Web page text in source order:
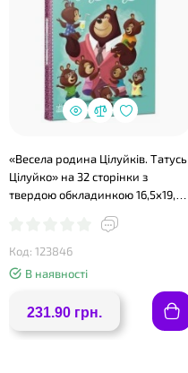
«Весела родина Цілуйків. Татусь
Цілуйко» на 32 сторінки з
твердою обкладинкою 16,5х19,5
Код: 123846
В наявності
231.90 грн.